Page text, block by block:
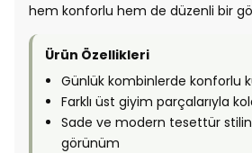
hem konforlu hem de düzenli bir
Ürün Özellikleri
Günlük kombinlerde konforlu
Farklı üst giyim parçalarıyla
Sade ve modern tesettür
görünüm